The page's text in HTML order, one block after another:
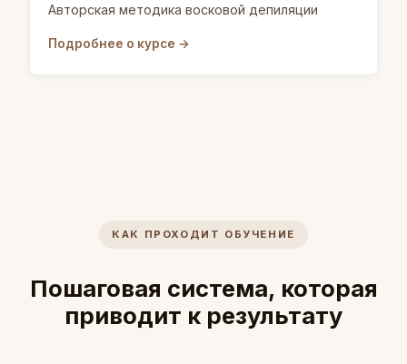
Авторская методика восковой депиляции
Подробнее о курсе →
КАК ПРОХОДИТ ОБУЧЕНИЕ
Пошаговая система, которая
приводит к результату